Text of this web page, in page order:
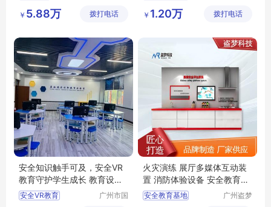
录播主机
有限公司
￥ 5.88万 拨打电话
可编程逻辑控制器
有限公司
￥ 1.20万 拨打电话
安全知识触手可及，安全VR
教育守护学生成长 教育设备
厂家
安全VR教育
广州市国
火灾演练 展厅多媒体互动装
置 消防体验设备 安全教育基
地
安全教育基地
广州盗梦